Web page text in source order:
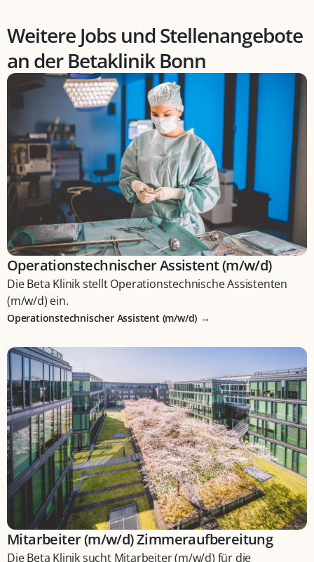
Weitere Jobs und Stellenangebote
an der Betaklinik Bonn
Operationstechnischer Assistent (m/w/d)
Die Beta Klinik stellt Operationstechnische Assistenten
(m/w/d) ein.
Operationstechnischer Assistent (m/w/d)
Mitarbeiter (m/w/d) Zimmeraufbereitung
Die Beta Klinik sucht Mitarbeiter (m/w/d) für die